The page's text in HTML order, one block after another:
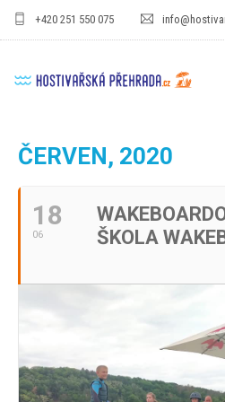
+420 251 550 075
SPORT
PRO FIRMY
ČERVEN, 2020
18
06
ŠKOLA